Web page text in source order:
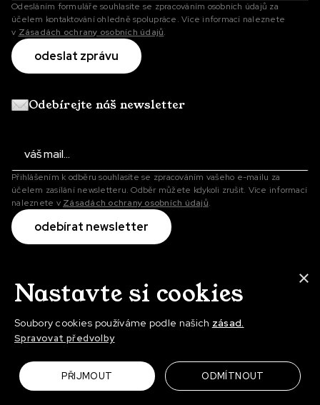
Odesláním formuláře souhlasíte se zpracováním osobních údajů za
účelem kontaktování ohledně spolupráce. Více informací naleznete
v Zásadách ochrany osobních údajů.
Odebírejte náš newsletter
Přihlášením k odběru souhlasíte se zpracováním vašeho e-mailu za
účelem zasílání newsletteru. Odběr můžete kdykoli zrušit. Více informací
naleznete v Zásadách ochrany osobních údajů.
Cookies
@2026 Story TLRS
×
Nastavte si cookies
Soubory cookies používáme podle našich zásad.
Spravovat předvolby
PŘIJMOUT ODMÍTNOUT